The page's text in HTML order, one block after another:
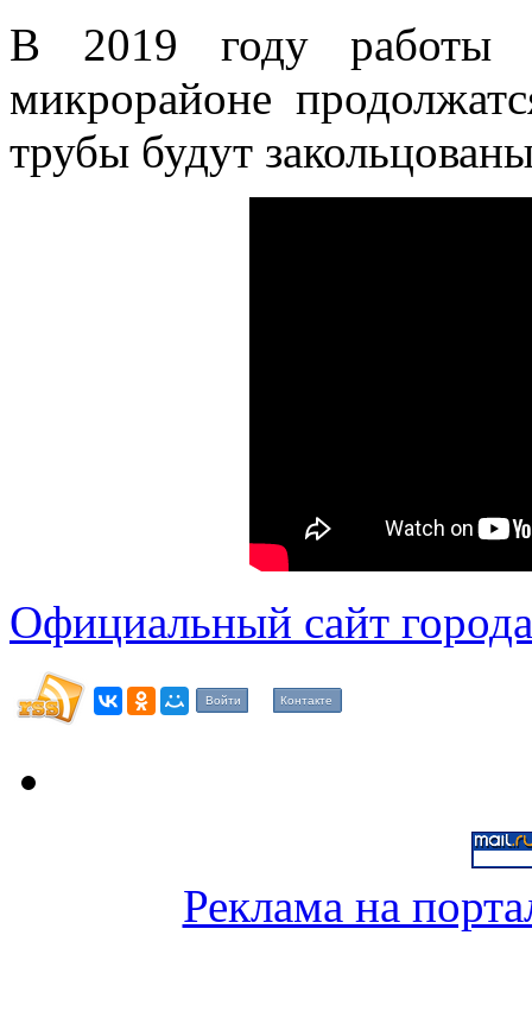
В 2019 году работы
микрорайоне
трубы будут
Официальный сайт
Войти Контакте
Реклама на